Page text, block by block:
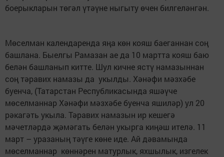
боерыкларын төгәл үтәүне ныгыту өчен билгеләнгән.
Мөселман календаренда яңа көн кояш баеганнан соң
башлана. Быелгы Рамазан ае да 10 мартта кояш баю
белән башланып китте. Шул кичне ястү намазыннан
соң тәравих намазы да укылды. Хәнәфи мәзхәбе
буенча, (Татарстан Республикасында яшәүче
мөселманнар Хәнәфи мәзхәбе буенча яшиләр) ул 20
рәкагәть укыла. Тәравих намазын ир кешегә
мәчетләрдә җәмәгать белән укырга киңәш ителә. 11
март – уразаның тәүге көне иде. Ай дәвамында
мөселманнар көннәрен матурлык, яхшылык, изгелек